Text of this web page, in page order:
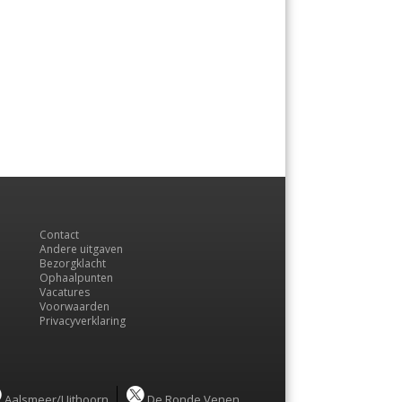
Contact
Andere uitgaven
Bezorgklacht
Ophaalpunten
Vacatures
Voorwaarden
Privacyverklaring